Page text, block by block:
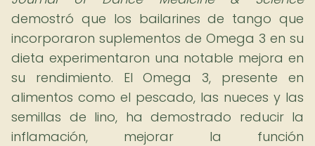
demostró que los bailarines de tango que
incorporaron suplementos de Omega 3 en su
dieta experimentaron una notable mejora en
su rendimiento. El Omega 3, presente en
alimentos como el pescado, las nueces y las
semillas de lino, ha demostrado reducir la
inflamación, mejorar la función